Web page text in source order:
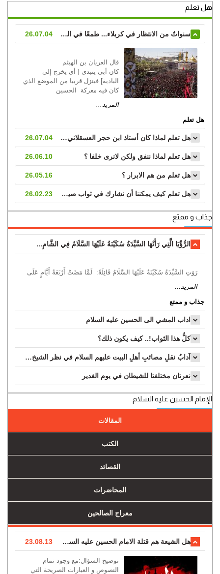
هل تعلم
26.07.04 سنواتٌ من الانتظار في كربلاء... طمعًا في الشهادةِ بين يدي سيّدِ الشهداءِ الإمامِ الحسينِ عليه السلام...
قال العريان بن الهيثم
كان أبي يتبدى [ أي يخرج إلى
البادية] فينزل قريبا من الموضع الذي
كان فيه معركة الحسين
المزيد...
هل تعلم
26.07.04 هل تعلم لماذا كان أستاذ ابن حجر العسقلاني يلعن ابن خلدون؟!...
26.06.10 هل تعلم لماذا ننفق ولكن لانرى خلفا ؟
26.05.16 هل تعلم من هم الابرار ؟
26.02.23 هل تعلم كيف يمكننا أن نشارك في ثواب صيام وليّ العصر ارواحنا فداه؟...
جذاب و ممتع
الرُّؤْيَا الَّتِي رَأَتْهَا السَّيِّدَةُ سُكَيْنَةُ عَلَيْهَا السَّلَامُ فِي الشَّامِ...
رَوَتِ السَّيِّدَةُ سُكَيْنَةُ عَلَيْهَا السَّلَامُ قَائِلَةً: لَمَّا مَضَتْ أَرْبَعَةُ أَيَّامٍ عَلَى
المزيد...
جذاب و ممتع
اداب المشي الى الحسين عليه السلام
كلُّ هذا الثواب!.. كيف يكون ذلك؟
آدابُ نقلِ مصائبِ أهلِ البيت عليهم السلام في نظر الشيخ عباس القمي...
نعرتان مختلفتا للشيطان في يوم الغدير
الإمام الحسين عليه السلام
المقالات
الكتب
القصائد
المحاضرات
معراج الصالحين
23.08.13 هل الشيعة هم قتلة الامام الحسين عليه السلام؟!!
توضيح السؤال:مع وجود تمام
النصوص و العبارات الصريحة التي